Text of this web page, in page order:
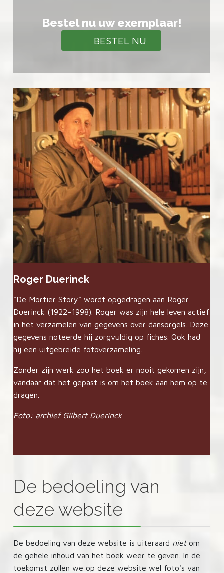
Bestel nu uw exemplaar!
BESTEL NU
Roger Duerinck
"De Mortier Story" wordt opgedragen aan Roger
Duerinck (1922–1998). Roger was zijn hele leven actief
in het verzamelen van gegevens over dansorgels. Deze
gegevens noteerde hij zorgvuldig op fiches. Ook had
hij een uitgebreide fotoverzameling.
Zonder zijn werk zou het boek er nooit gekomen zijn,
vandaar dat het gepast is om het boek aan hem op te
dragen.
Foto: archief Gilbert Duerinck
De bedoeling van
deze website
De bedoeling van deze website is uiteraard nietom
de gehele inhoud van het boek weer te geven. In de
toekomst zullen we op deze website wel foto's van